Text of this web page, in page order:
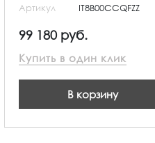
Артикул
IT8B00CCQFZZ
99 180 руб.
Купить в один клик
В корзину